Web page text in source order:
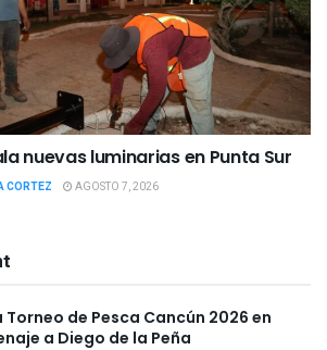
nuevas luminarias en Punta Sur
CORTEZ AGOSTO 7, 2026
Torneo de Pesca Cancún 2026 en
a Diego de la Peña